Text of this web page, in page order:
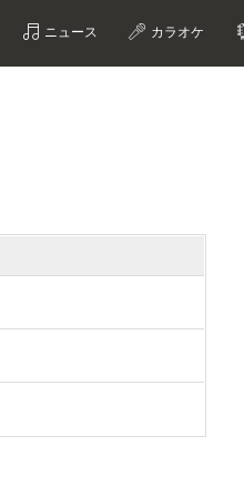
ニュース カラオケ